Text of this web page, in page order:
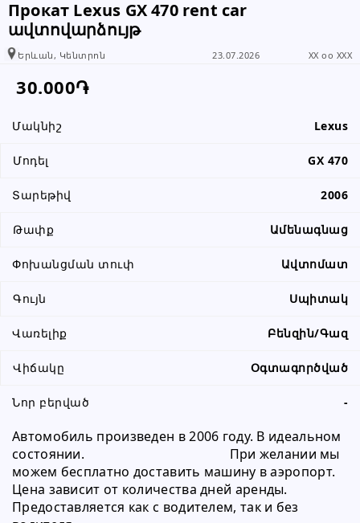
Прокат Lexus GX 470 rent car
ավտովարձույթ
Երևան, Կենտրոն 23.07.2026 XX oo XXX
30.000֏
Մակնիշ Lexus
Մոդել GX 470
Տարեթիվ 2006
Թափք Ամենագնաց
Փոխանցման տուփ Ավտոմատ
Գույն Սպիտակ
Վառելիք Բենզին/Գազ
Վիճակը Օգտագործված
Նոր բերված -
Автомобиль произведен в 2006 году. В идеальном
состоянии.                                          При желании мы
можем бесплатно доставить машину в аэропорт.
Цена зависит от количества дней аренды.
Предоставляется как с водителем, так и без
տեղեկացնել, որ իր տվյալները
վերցրել եք www.RALLY.am կայքից